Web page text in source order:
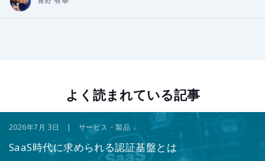
よく読まれている記事
2026年7月 3日 | サービス・製品
SaaS時代に求められる認証基盤とは